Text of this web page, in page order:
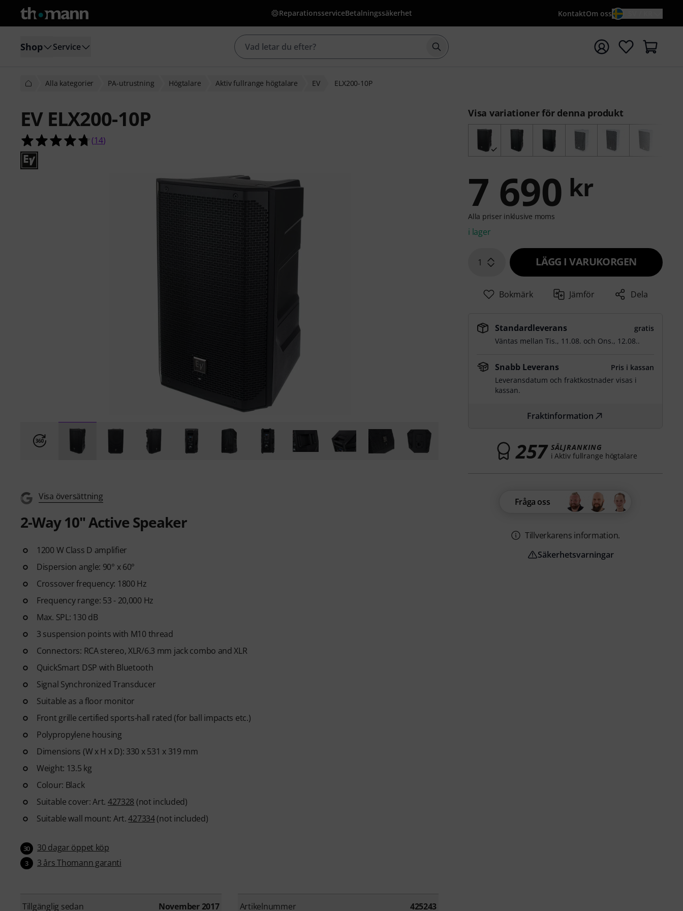
ReparationsserviceBetalningssäkerhet KontaktOm oss
Shop Service Börja sökningen med söktermen {searchTerm}
Alla kategorier PA-utrustning Högtalare Aktiv fullrange högtalare EV ELX200-10P
EV ELX200-10P
4.7 av 5 stjärnor från 14 kundbetyg
(14)
Visa översättning
2-Way 10" Active Speaker
1200 W Class D amplifier
Dispersion angle: 90° x 60°
Crossover frequency: 1800 Hz
Frequency range: 53 - 20,000 Hz
Max. SPL: 130 dB
3 suspension points with M10 thread
Connectors: RCA stereo, XLR/6.3 mm jack combo and XLR
QuickSmart DSP with Bluetooth
Signal Synchronized Transducer
Suitable as a floor monitor
Front grille certified sports-hall rated (for ball impacts etc.)
Polypropylene housing
Dimensions (W x H x D): 330 x 531 x 319 mm
Weight: 13.5 kg
Colour: Black
Suitable cover: Art. 427328 (not included)
Suitable wall mount: Art.427334(not included)
30 30 dagar öppet köp
3 3 års Thomann garanti
Tillgänglig sedan November 2017 Artikelnummer 425243
Visa variationer för denna produkt
7 690 kr
Alla priser inklusive moms
i lager
1 LÄGG I VARUKORGEN
Bokmärk Jämför Dela
Standardleverans
gratis
Väntas mellanTis., 11.08. och Ons., 12.08..
Snabb Leverans
Pris i kassan
Leveransdatum och fraktkostnader visas i
kassan.
Fraktinformation
257 SÄLJRANKING
i Aktiv fullrange högtalare
Fråga oss
Tillverkarens information.
Säkerhetsvarningar